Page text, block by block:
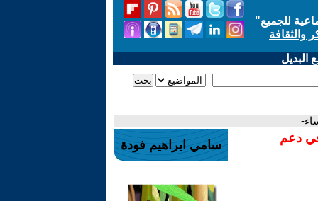
للجميع"
والثقافة
البديل
في دعم سامي ابراهيم فودة